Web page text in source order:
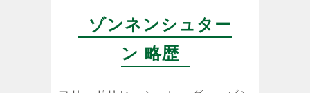
ゾンネンシュター
ン 略歴